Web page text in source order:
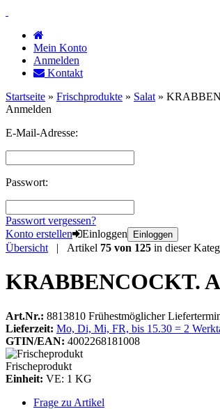
Mein Konto
Anmelden
Kontakt
Startseite » Frischprodukte » Salat »
Anmelden
E-Mail-Adresse:
Passwort:
Passwort vergessen?
Konto erstellen
Einloggen Einloggen
Übersicht | Artikel 75 von 125 in dieser
KRABBENCOCKT.
Art.Nr.: 8813810 Frühestmöglicher
Lieferzeit: Mo, Di, Mi, FR, bis 15.30 = 2
GTIN/EAN: 4002268181008
Frischeprodukt
Einheit: VE: 1 KG
Frage zu Artikel